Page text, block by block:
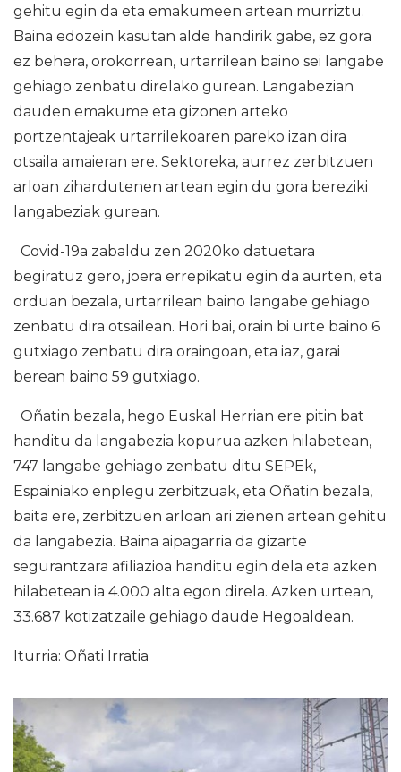
gehitu egin da eta emakumeen artean murriztu.
Baina edozein kasutan alde handirik gabe, ez gora
ez behera, orokorrean, urtarrilean baino sei langabe
gehiago zenbatu direlako gurean. Langabezian
dauden emakume eta gizonen arteko
portzentajeak urtarrilekoaren pareko izan dira
otsaila amaieran ere. Sektoreka, aurrez zerbitzuen
arloan zihardutenen artean egin du gora bereziki
langabeziak gurean.
Covid-19a zabaldu zen 2020ko datuetara
begiratuz gero, joera errepikatu egin da aurten, eta
orduan bezala, urtarrilean baino langabe gehiago
zenbatu dira otsailean. Hori bai, orain bi urte baino 6
gutxiago zenbatu dira oraingoan, eta iaz, garai
berean baino 59 gutxiago.
Oñatin bezala, hego Euskal Herrian ere pitin bat
handitu da langabezia kopurua azken hilabetean,
747 langabe gehiago zenbatu ditu SEPEk,
Espainiako enplegu zerbitzuak, eta Oñatin bezala,
baita ere, zerbitzuen arloan ari zienen artean gehitu
da langabezia. Baina aipagarria da gizarte
segurantzara afiliazioa handitu egin dela eta azken
hilabetean ia 4.000 alta egon direla. Azken urtean,
33.687 kotizatzaile gehiago daude Hegoaldean.
Iturria: Oñati Irratia